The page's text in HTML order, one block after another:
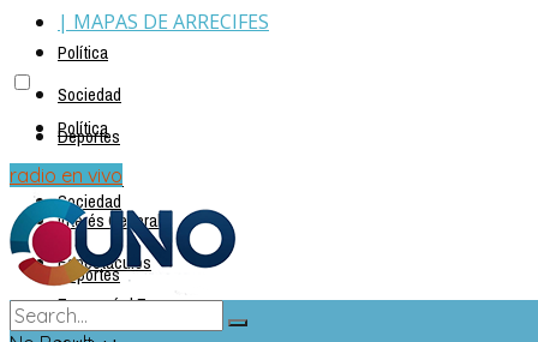
| MAPAS DE ARRECIFES
Política
Sociedad
Deportes
Policiales
Interés General
Espectáculos
Economía | Empresas
Política
Sociedad
Deportes
radio en vivo